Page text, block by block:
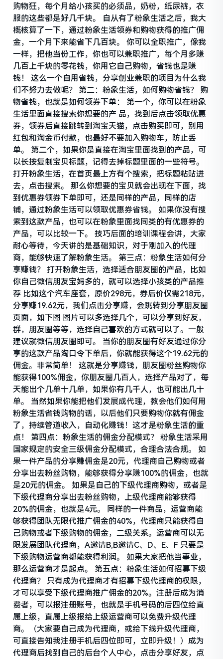
购物狂，每个月给小孩买的必须品，奶粉，纸尿裤，衣
服的这些都是好几千块。 自从有了粉象生活之后，我大
概核算了一下，通过粉象生活领券和购物获得的推广佣
金，一个月下来能省下几百块。 你可以全职推广，像我
一样，把他当份工作，你也可以兼职推广，每个月多赚
几百上千块的零花钱，你用它自己购物，省钱也是赚
钱！ 这么一个自用省钱，分享创业兼职的项目为什么我
们不努力去做呢？ 第二：粉象生活，如何购物省钱？ 购
物省钱，也就是如何领券下单： 第一个，你可以在粉象
生活里面直接搜索你想要的产 品，找到后点击领取优惠
券，领券后直接跳转到淘宝天猫，点击购买即可，别用
红包和淘金币付款，也最好不要加入购物车，防止丢
单。 第二个，如果你是直接在淘宝里面找到的产品，可
以长按复制宝贝标题，记得去掉标题里面的一些符号。
打开粉象生活，在首页最上方有个搜索，把标题粘贴进
去，点击搜索。 那么你想要的宝贝就会出现在下面，找
到优惠券领券下单即可，还是同样的产品，同样的店
铺，通过粉象生活可以领取优惠券省钱。 如果你没有搜
索到这款产品，也可以在粉象里面找同类的有优惠券的
产品，可以比较一下。 技巧后面的培训课程会讲，大家
耐心等待，今天讲的是基础知识，对于刚加入的代理
商，能够快速了解粉象生活。 第三点：粉象生活如何分
享赚钱？ 打开粉象生活，选择适合朋友圈的产品，比如
你自己微信朋友宝妈多的，就可以选择小孩类的产品推
荐 比如这个汽车座套，原价298元，券后价仅需218元，
分享赚19.62元，我们点击分享赚，会跳转到分享朋友圈
页面，如下图 图片可以多选择几个，可以分享到好友，
群，朋友圈等等，选择自己喜欢的方式就可以了。一般
建议就微信朋友圈即可。 当你的朋友圈有好友通过你分
享的这款产品淘口令下单后，你就能获得这个19.62元的
佣金。非常简单！ 这就是分享赚钱，朋友圈粉丝购物你
能获得100%佣金，你朋友圈几百人，选择产品对了，每
天能出个几单十几单，如果你有几千人，也可能出几十
单。 当然如果你能把他们发展成代理，教会他们如何用
粉象生活省钱购物的话，以后他们只要购物你就有佣金
了，持续管道收入，自动化赚钱！这才是粉象生活的重
点！ 第四点：粉象生活的佣金分配模式？ 粉象生活采用
国家规定的安全三级佣金分配模式，合理合法合规。 如
果一件产品的分享赚佣金是20元，代理商自己购物或者
分享出去粉丝购物，能够获得分享赚100%的佣金，也就
是20元的佣金。 如果是自己的下级代理商购物，或者是
下级代理商分享出去粉丝购物，上级代理商能够获得
20%的佣金，也就是4元。 同样的一件商品，运营商能
够获得团队无限代推广佣金的40%，代理商只能获得自
己购物或者下级购物的佣金，二级关系。运营商可以无
限发展团队代理商，A邀请B,B邀请C、D、E、F 只要是
下级购物运营商都能获得利润。 如果大家把他当事业，
那么运营商才是起点。 第五点：粉象生活如何招募下级
代理商？ 只有成为代理商才有招募下级代理商的权限，
才可以享受下级代理商推广佣金的20%。注册后成为消
费者，可以报注册账号，也就是手机号码的后四位给直
属上级，直属上级报给上级运营商可以免费升级代理
商。（大家要自己成为代理商，或给下线升级代理商，
可直接告知我注册手机后四位即可，立即升级！）成为
代理商后找到自己的后台个人中心，点击分享好友，点